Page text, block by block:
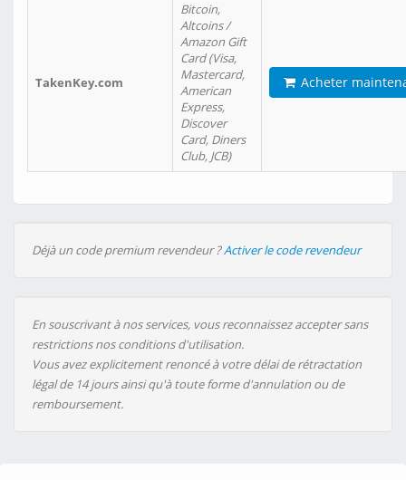
TakenKey.com
Bitcoin,
Altcoins /
Amazon Gift
Card (Visa,
Mastercard,
American
Express,
Discover
Card, Diners
Club, JCB)
Acheter
Déjà un code premium revendeur ?Activer le code revendeur
En souscrivant à nos services, vous reconnaissez accepter sans
restrictions nos conditions d'utilisation.
Vous avez explicitement renoncé à votre délai de rétractation
légal de 14 jours ainsi qu'à toute forme d'annulation ou de
remboursement.